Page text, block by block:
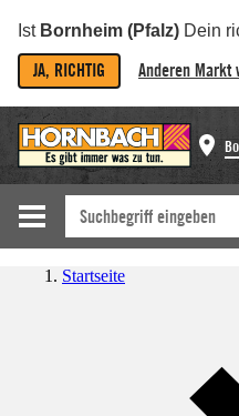
Ist Bornheim (Pfalz) Dein
JA, RICHTIG Anderen Markt
Startseite